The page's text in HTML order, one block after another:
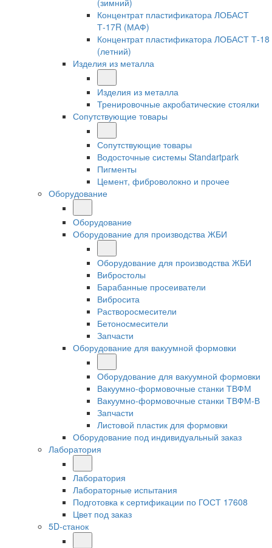
(зимний)
Концентрат пластификатора ЛОБАСТ
Т-17R (МАФ)
Концентрат пластификатора ЛОБАСТ Т-18
(летний)
Изделия из металла
Изделия из металла
Тренировочные акробатические стоялки
Сопутствующие товары
Сопутствующие товары
Водосточные системы Standartpark
Пигменты
Цемент, фиброволокно и прочее
Оборудование
Оборудование
Оборудование для производства ЖБИ
Оборудование для производства ЖБИ
Вибростолы
Барабанные просеиватели
Вибросита
Растворосмесители
Бетоносмесители
Запчасти
Оборудование для вакуумной формовки
Оборудование для вакуумной формовки
Вакуумно-формовочные станки ТВФМ
Вакуумно-формовочные станки ТВФМ-В
Запчасти
Листовой пластик для формовки
Оборудование под индивидуальный заказ
Лаборатория
Лаборатория
Лабораторные испытания
Подготовка к сертификации по ГОСТ 17608
Цвет под заказ
5D-станок